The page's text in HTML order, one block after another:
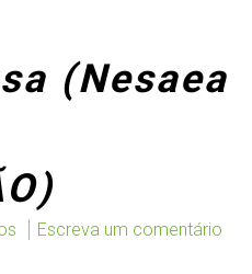
(Nesaea
Escreva um comentário